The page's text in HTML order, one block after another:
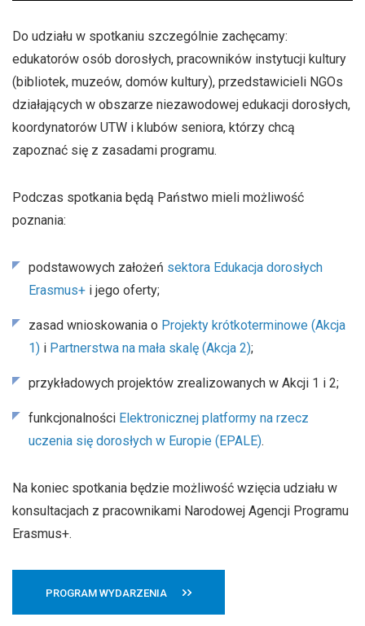
Do udziału w spotkaniu szczególnie zachęcamy:
edukatorów osób dorosłych, pracowników instytucji kultury
(bibliotek, muzeów, domów kultury), przedstawicieli NGOs
działających w obszarze niezawodowej edukacji dorosłych,
koordynatorów UTW i klubów seniora, którzy chcą
zapoznać się z zasadami programu.
Podczas spotkania będą Państwo mieli możliwość
poznania:
podstawowych założeń sektora Edukacja dorosłych
Erasmus+ i jego oferty;
zasad wnioskowania o Projekty krótkoterminowe (Akcja
1) i Partnerstwa na mała skalę (Akcja 2);
przykładowych projektów zrealizowanych w Akcji 1 i 2;
funkcjonalności Elektronicznej platformy na rzecz
uczenia się dorosłych w Europie (EPALE).
Na koniec spotkania będzie możliwość wzięcia udziału w
konsultacjach z pracownikami Narodowej Agencji Programu
Erasmus+.
PROGRAM WYDARZENIA